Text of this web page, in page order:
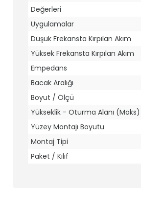
Değerleri
Uygulamalar
Düşük Frekansta Kırpılan Akım
Yüksek Frekansta Kırpılan Akım
Empedans
Bacak Aralığı
Boyut / Ölçü
Yükseklik - Oturma Alanı (Maks)
Yüzey Montajı Boyutu
Montaj Tipi
Paket / Kılıf